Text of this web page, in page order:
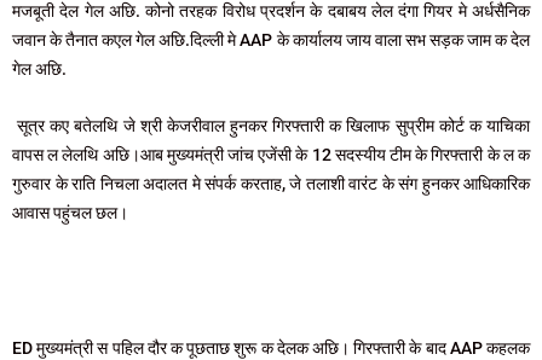
मजबूती देल गेल अछि. कोनो तरहक विरोध प्रदर्शन के दबाबय लेल दंगा गियर मे अर्धसैनिक
जवान के तैनात कएल गेल अछि.दिल्ली मे AAP के कार्यालय जाय वाला सभ सड़क जाम क देल
गेल अछि.
सूत्र कए बतेलथि जे श्री केजरीवाल हुनकर गिरफ्तारी क खिलाफ सुप्रीम कोर्ट क याचिका
वापस ल लेलथि अछि।आब मुख्यमंत्री जांच एजेंसी के 12 सदस्यीय टीम के गिरफ्तारी के ल क
गुरुवार के राति निचला अदालत मे संपर्क करताह, जे तलाशी वारंट के संग हुनकर आधिकारिक
आवास पहुंचल छल।
ED मुख्यमंत्री स पहिल दौर क पूछताछ शुरू क देलक अछि। गिरफ्तारी के बाद AAP कहलक